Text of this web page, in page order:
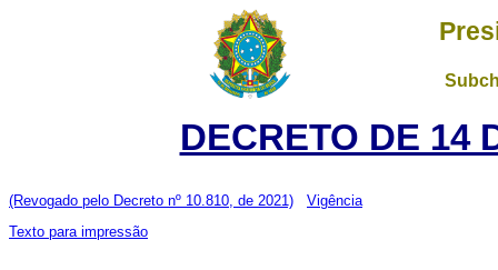
DECRETO DE 14
(Revogado pelo Decreto nº 10.810, de 2021)
Vigência
Texto para impressão